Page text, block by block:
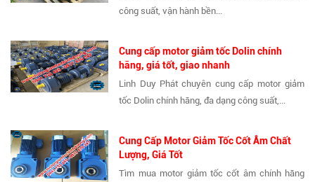
công suất, vận hành bền...
Cung cấp motor giảm tốc Dolin chính
hãng, giá tốt, giao nhanh
Linh Duy Phát chuyên cung cấp motor giảm
tốc Dolin chính hãng, đa dạng công suất,...
Cung Cấp Motor Giảm Tốc Cốt Âm Chất
Lượng, Giá Tốt
Tìm mua motor giảm tốc cốt âm chính hãng